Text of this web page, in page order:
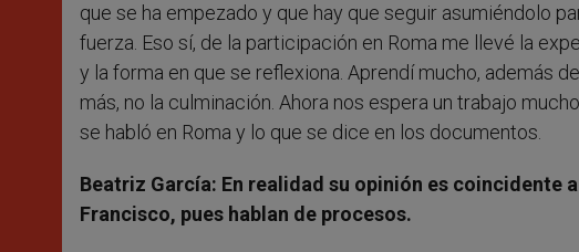
que se ha empezado y que hay que seguir asumiéndolo
fuerza. Eso sí, de la participación en Roma me llevé la
y la forma en que se reflexiona. Aprendí mucho, además
más, no la culminación. Ahora nos espera un trabajo
se habló en Roma y lo que se dice en los documentos.
Beatriz García: En realidad su opinión es coincidente
Francisco, pues hablan de procesos.